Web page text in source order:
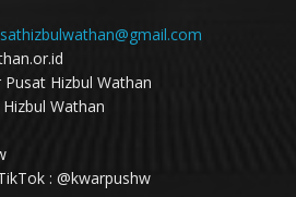
Hizbul Wathan
Wathan
: @kwarpushw